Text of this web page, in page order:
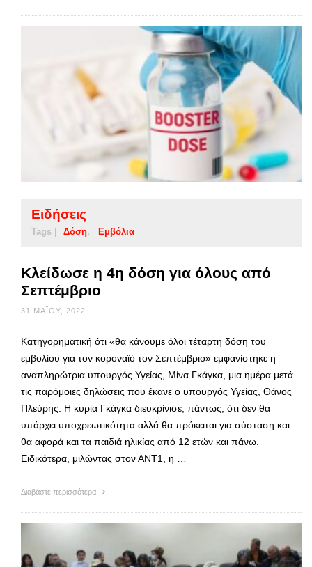
Ειδήσεις
Tags | Δόση Εμβόλια
Κλείδωσε η 4η δόση για όλους από
Σεπτέμβριο
31 ΜΑΪ́ΟΥ, 2022
Κατηγορηματική ότι «θα κάνουμε όλοι τέταρτη δόση του
εμβολίου για τον κοροναϊό τον Σεπτέμβριο» εμφανίστηκε η
αναπληρώτρια υπουργός Υγείας, Μίνα Γκάγκα, μια ημέρα μετά
τις παρόμοιες δηλώσεις που έκανε ο υπουργός Υγείας, Θάνος
Πλεύρης. Η κυρία Γκάγκα διευκρίνισε, πάντως, ότι δεν θα
υπάρχει υποχρεωτικότητα αλλά θα πρόκειται για σύσταση και
θα αφορά και τα παιδιά ηλικίας από 12 ετών και πάνω.
Ειδικότερα, μιλώντας στον ΑΝΤ1, η …
Διαβάστε περισσότερα